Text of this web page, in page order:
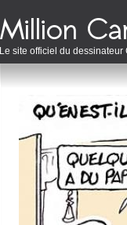
Le site officiel du dessinateur